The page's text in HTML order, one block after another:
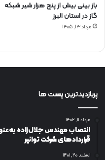
باز بینی بیش از پنج هزار شیر شبکه
گاز در استان البرز
مرداد ۱۳, ۱۴۰۵
پربازدیدترین پست ها
مرداد ۱۱, ۱۴۰۲
انتصاب مهندس جلال‌زاده
قراردادهای شركت توانیر
اسفند ۲۰, ۱۴۰۱